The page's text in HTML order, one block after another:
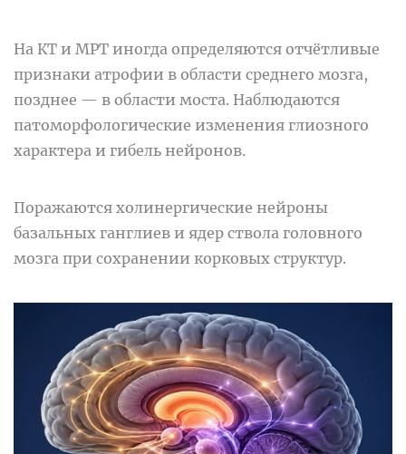
На КТ и МРТ иногда определяются отчётливые
признаки атрофии в области среднего мозга,
позднее — в области моста. Наблюдаются
патоморфологические изменения глиозного
характера и гибель нейронов.
Поражаются холинергические нейроны
базальных ганглиев и ядер ствола головного
мозга при сохранении корковых структур.